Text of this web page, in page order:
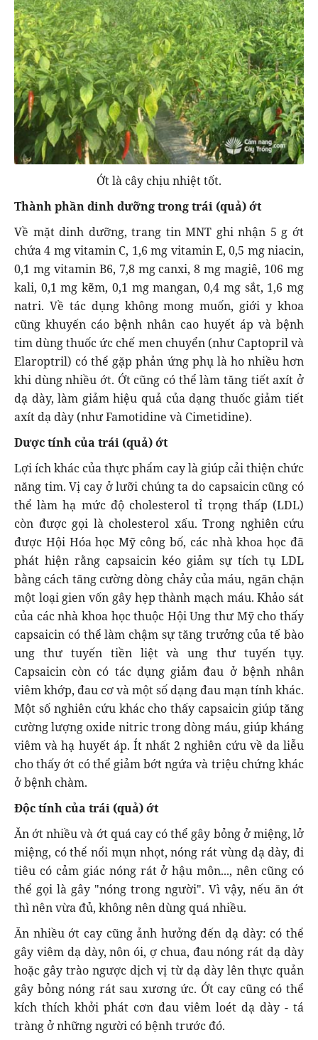
Ớt là cây chịu nhiệt tốt.
Thành phần dinh dưỡng trong trái (quả) ớt
Về mặt dinh dưỡng, trang tin MNT ghi nhận 5 g ớt
chứa 4 mg vitamin C, 1,6 mg vitamin E, 0,5 mg niacin,
0,1 mg vitamin B6, 7,8 mg canxi, 8 mg magiê, 106 mg
kali, 0,1 mg kẽm, 0,1 mg mangan, 0,4 mg sắt, 1,6 mg
natri. Về tác dụng không mong muốn, giới y khoa
cũng khuyến cáo bệnh nhân cao huyết áp và bệnh
tim dùng thuốc ức chế men chuyển (như Captopril và
Elaroptril) có thể gặp phản ứng phụ là ho nhiều hơn
khi dùng nhiều ớt. Ớt cũng có thể làm tăng tiết axít ở
dạ dày, làm giảm hiệu quả của dạng thuốc giảm tiết
axít dạ dày (như Famotidine và Cimetidine).
Dược tính của trái (quả) ớt
Lợi ích khác của thực phẩm cay là giúp cải thiện chức
năng tim. Vị cay ở lưỡi chúng ta do capsaicin cũng có
thể làm hạ mức độ cholesterol tỉ trọng thấp (LDL)
còn được gọi là cholesterol xấu. Trong nghiên cứu
được Hội Hóa học Mỹ công bố, các nhà khoa học đã
phát hiện rằng capsaicin kéo giảm sự tích tụ LDL
bằng cách tăng cường dòng chảy của máu, ngăn chặn
một loại gien vốn gây hẹp thành mạch máu. Khảo sát
của các nhà khoa học thuộc Hội Ung thư Mỹ cho thấy
capsaicin có thể làm chậm sự tăng trưởng của tế bào
ung thư tuyến tiền liệt và ung thư tuyến tụy.
Capsaicin còn có tác dụng giảm đau ở bệnh nhân
viêm khớp, đau cơ và một số dạng đau mạn tính khác.
Một số nghiên cứu khác cho thấy capsaicin giúp tăng
cường lượng oxide nitric trong dòng máu, giúp kháng
viêm và hạ huyết áp. Ít nhất 2 nghiên cứu về da liễu
cho thấy ớt có thể giảm bớt ngứa và triệu chứng khác
ở bệnh chàm.
Độc tính của trái (quả) ớt
Ăn ớt nhiều và ớt quá cay có thể gây bỏng ở miệng, lở
miệng, có thể nổi mụn nhọt, nóng rát vùng dạ dày, đi
tiêu có cảm giác nóng rát ở hậu môn..., nên cũng có
thể gọi là gây "nóng trong người". Vì vậy, nếu ăn ớt
thì nên vừa đủ, không nên dùng quá nhiều.
Ăn nhiều ớt cay cũng ảnh hưởng đến dạ dày: có thể
gây viêm dạ dày, nôn ói, ợ chua, đau nóng rát dạ dày
hoặc gây trào ngược dịch vị từ dạ dày lên thực quản
gây bỏng nóng rát sau xương ức. Ớt cay cũng có thể
kích thích khởi phát cơn đau viêm loét dạ dày - tá
tràng ở những người có bệnh trước đó.